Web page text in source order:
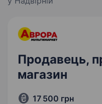
Продавець,
магазин
17 500 грн